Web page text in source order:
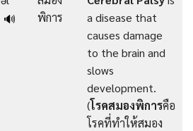
🔊
พิการ
a disease that
causes damage
to the brain and
slows
development.
(โรคสมองพิการคือ
โรคที่ทำให้สมอง